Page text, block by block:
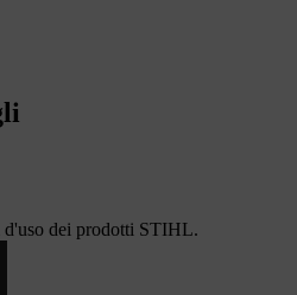
dei prodotti STIHL.